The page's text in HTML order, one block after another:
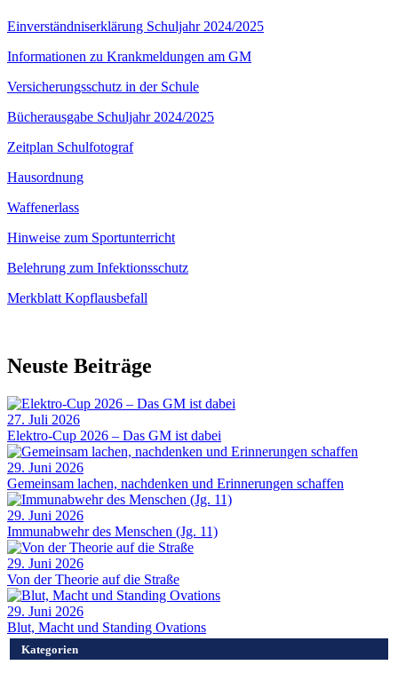
Einverständniserklärung Schuljahr 2024/2025
Informationen zu Krankmeldungen am GM
Versicherungsschutz in der Schule
Bücherausgabe Schuljahr 2024/2025
Zeitplan Schulfotograf
Hausordnung
Waffenerlass
Hinweise zum Sportunterricht
Belehrung zum Infektionsschutz
Merkblatt Kopflausbefall
Neuste Beiträge
27. Juli 2026
Elektro-Cup 2026 – Das GM ist dabei
29. Juni 2026
Gemeinsam lachen, nachdenken und Erinnerungen schaffen
29. Juni 2026
Immunabwehr des Menschen (Jg. 11)
29. Juni 2026
Von der Theorie auf die Straße
29. Juni 2026
Blut, Macht und Standing Ovations
Kategorien